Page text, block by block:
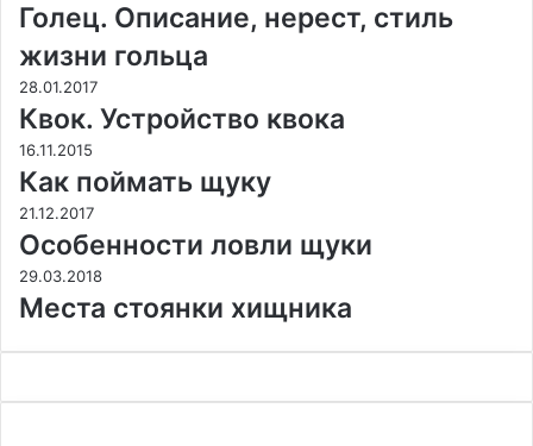
Голец. Описание, нерест, стиль
жизни гольца
28.01.2017
Квок. Устройство квока
16.11.2015
Как поймать щуку
21.12.2017
Особенности ловли щуки
29.03.2018
Места стоянки хищника